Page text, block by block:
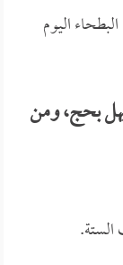
اليوم
بحج، ومن